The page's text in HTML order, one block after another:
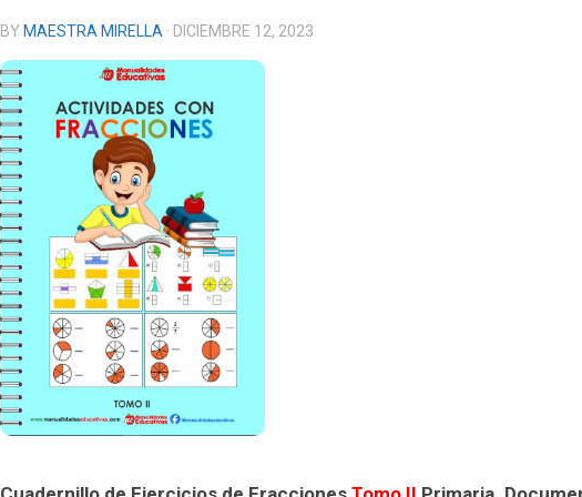
BY MAESTRA MIRELLA · DICIEMBRE 12, 2023